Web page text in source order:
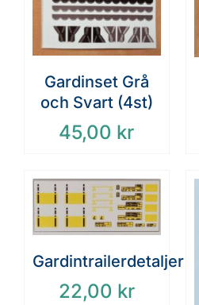
Gardinset Grå
och Svart (4st)
45,00 kr
Gardintrailerdetaljer
22,00 kr